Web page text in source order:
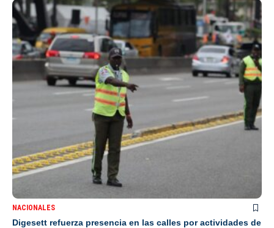
NACIONALES
Digesett refuerza presencia en las calles por actividades de